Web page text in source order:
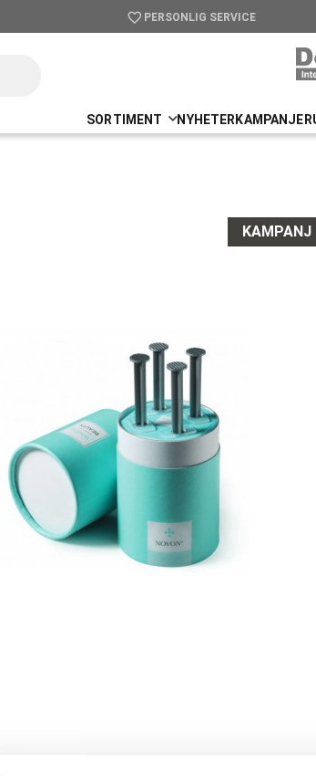
favorite_border PERSONLIG SERVICE
SORTIMENT NYHETER KAMPANJER
KAMPANJ